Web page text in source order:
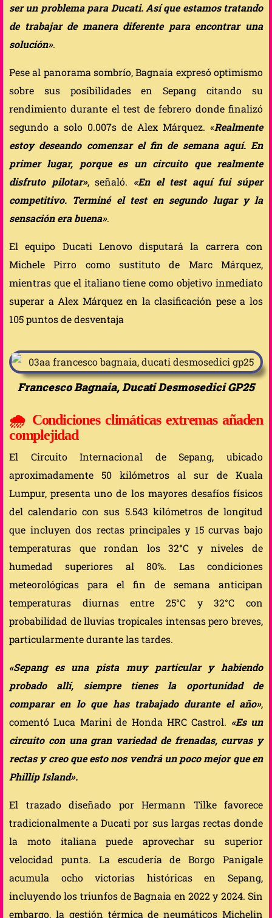
ser un problema para Ducati. Así que estamos tratando
de trabajar de manera diferente para encontrar una
solución».
Pese al panorama sombrío, Bagnaia expresó optimismo
sobre sus posibilidades en Sepang citando su
rendimiento durante el test de febrero donde finalizó
segundo a solo 0.007s de Alex Márquez. «Realmente
estoy deseando comenzar el fin de semana aquí. En
primer lugar, porque es un circuito que realmente
disfruto pilotar», señaló. «En el test aquí fui súper
competitivo. Terminé el test en segundo lugar y la
sensación era buena».
El equipo Ducati Lenovo disputará la carrera con
Michele Pirro como sustituto de Marc Márquez,
mientras que el italiano tiene como objetivo inmediato
superar a Alex Márquez en la clasificación pese a los
105 puntos de desventaja
Francesco Bagnaia, Ducati Desmosedici GP25
🌧️ Condiciones climáticas extremas añaden
complejidad
El Circuito Internacional de Sepang, ubicado
aproximadamente 50 kilómetros al sur de Kuala
Lumpur, presenta uno de los mayores desafíos físicos
del calendario con sus 5.543 kilómetros de longitud
que incluyen dos rectas principales y 15 curvas bajo
temperaturas que rondan los 32°C y niveles de
humedad superiores al 80%. Las condiciones
meteorológicas para el fin de semana anticipan
temperaturas diurnas entre 25°C y 32°C con
probabilidad de lluvias tropicales intensas pero breves,
particularmente durante las tardes.
«Sepang es una pista muy particular y habiendo
probado allí, siempre tienes la oportunidad de
comparar en lo que has trabajado durante el año»,
comentó Luca Marini de Honda HRC Castrol. «Es un
circuito con una gran variedad de frenadas, curvas y
rectas y creo que esto nos vendrá un poco mejor que en
Phillip Island».
El trazado diseñado por Hermann Tilke favorece
tradicionalmente a Ducati por sus largas rectas donde
la moto italiana puede aprovechar su superior
velocidad punta. La escudería de Borgo Panigale
acumula ocho victorias históricas en Sepang,
incluyendo los triunfos de Bagnaia en 2022 y 2024. Sin
embargo, la gestión térmica de neumáticos Michelin